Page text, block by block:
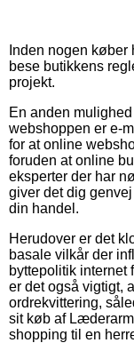
Inden nogen
bese butikkens
projekt.
En anden
webshoppen er e-
for at online
foruden at online
eksperter der har
giver det dig
din handel.
Herudover er det
basale vilkår der
byttepolitik internet
er det også vigtigt,
ordrekvittering,
sit køb af
shopping til en